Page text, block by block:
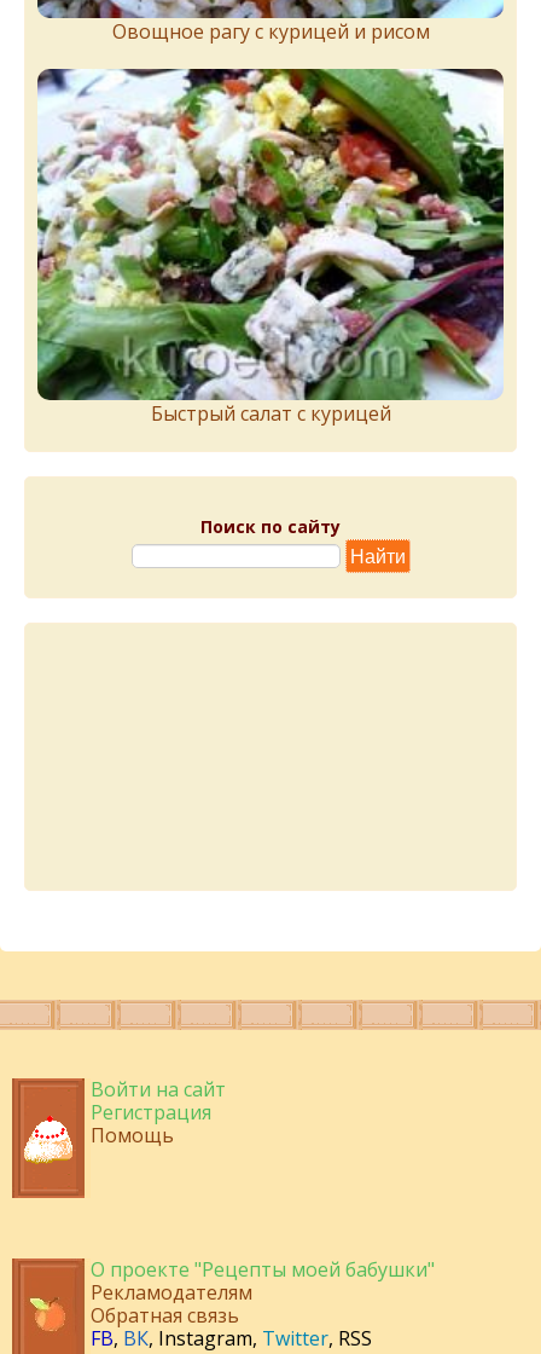
Овощное рагу с курицей и рисом
Быстрый салат с курицей
Поиск по сайту
Войти на сайт
Регистрация
Помощь
О проекте "Рецепты моей бабушки"
Рекламодателям
Обратная связь
FB, ВК, Instagram, Twitter, RSS